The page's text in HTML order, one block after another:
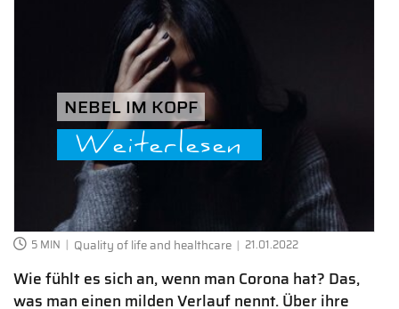
NEBEL IM KOPF
Weiterlesen
5 MIN Quality of life and healthcare 21.01.2022
Wie fühlt es sich an, wenn man Corona hat? Das,
was man einen milden Verlauf nennt. Über ihre